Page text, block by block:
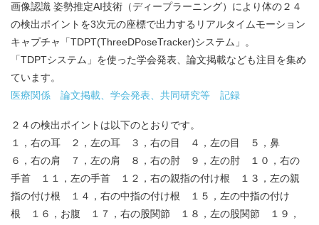
画像認識 姿勢推定AI技術（ディープラーニング）により体の２４
の検出ポイントを3次元の座標で出力するリアルタイムモーション
キャプチャ「TDPT(ThreeDPoseTracker)システム」。
「TDPTシステム」を使った学会発表、論文掲載なども注目を集め
ています。
医療関係 論文掲載、学会発表、共同研究等 記録
２４の検出ポイントは以下のとおりです。
１，右の耳 ２，左の耳 ３，右の目 ４，左の目 ５，鼻
６，右の肩 ７，左の肩 ８，右の肘 ９，左の肘 １０，右の
手首 １１，左の手首 １２，右の親指の付け根 １３，左の親
指の付け根 １４，右の中指の付け根 １５，左の中指の付け
根 １６，お腹 １７，右の股関節 １８，左の股関節 １９，